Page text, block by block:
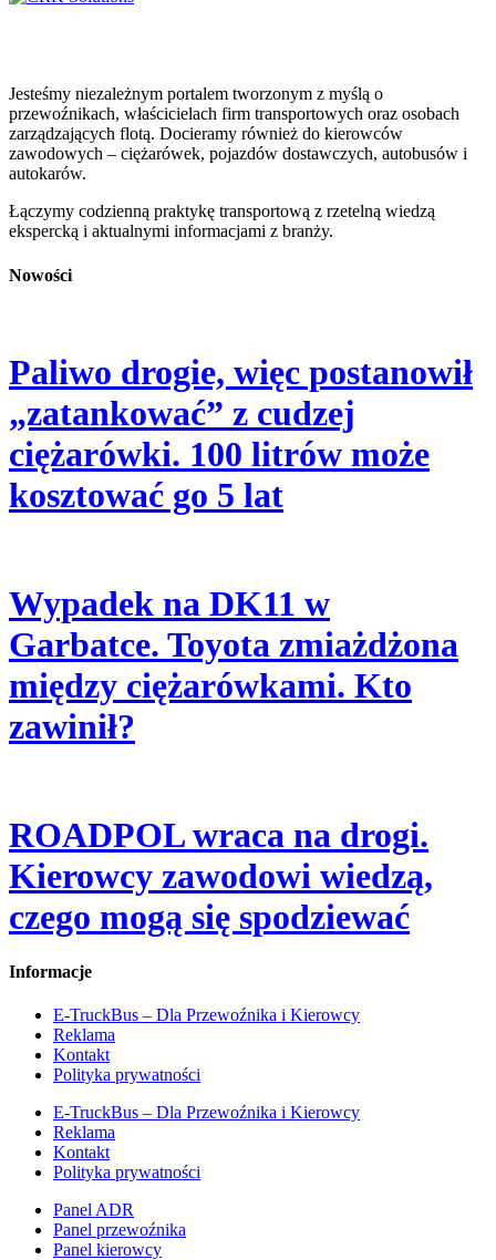
Jesteśmy niezależnym portalem tworzonym z myślą o
przewoźnikach, właścicielach firm transportowych oraz osobach
zarządzających flotą. Docieramy również do kierowców
zawodowych – ciężarówek, pojazdów dostawczych, autobusów i
autokarów.
Łączymy codzienną praktykę transportową z rzetelną wiedzą
ekspercką i aktualnymi informacjami z branży.
Nowości
Paliwo drogie, więc postanowił
„zatankować” z cudzej
ciężarówki. 100 litrów może
kosztować go 5 lat
Wypadek na DK11 w
Garbatce. Toyota zmiażdżona
między ciężarówkami. Kto
zawinił?
ROADPOL wraca na drogi.
Kierowcy zawodowi wiedzą,
czego mogą się spodziewać
Informacje
E-TruckBus – Dla Przewoźnika i Kierowcy
Reklama
Kontakt
Polityka prywatności
E-TruckBus – Dla Przewoźnika i Kierowcy
Reklama
Kontakt
Polityka prywatności
Panel ADR
Panel przewoźnika
Panel kierowcy